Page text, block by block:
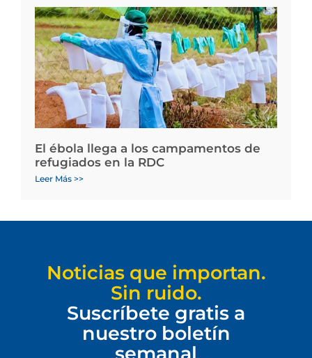
El ébola llega a los campamentos de
refugiados en la RDC
Leer Más >>
Noticias que importan.
Sin ruido.
Suscríbete gratis a
nuestro boletín